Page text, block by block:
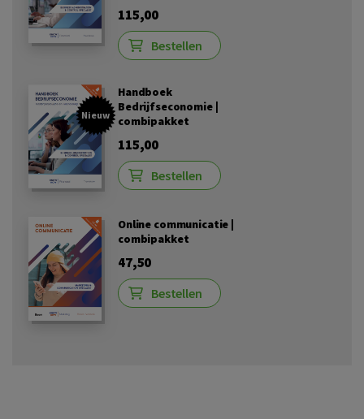
115,00
Bestellen
Nieuw
Handboek
Bedrijfseconomie |
combipakket
115,00
Bestellen
Online communicatie |
combipakket
47,50
Bestellen